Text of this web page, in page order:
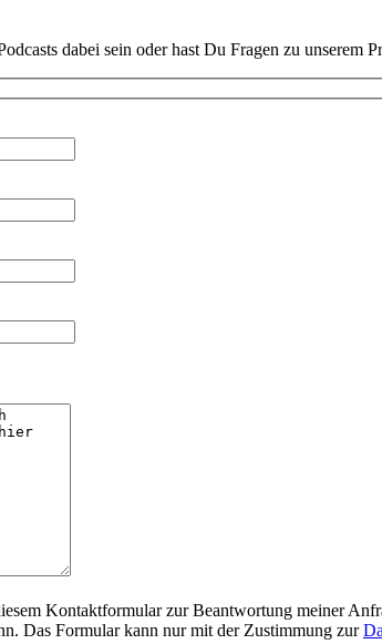
dabei sein oder hast Du Fragen zu unserem
Kontaktformular zur Beantwortung meiner
Das Formular kann nur mit der Zustimmung zur